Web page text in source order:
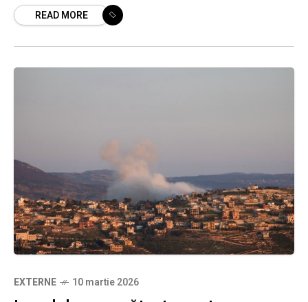
lansat un val de rachete și
READ MORE
EXTERNE 10 martie 2026